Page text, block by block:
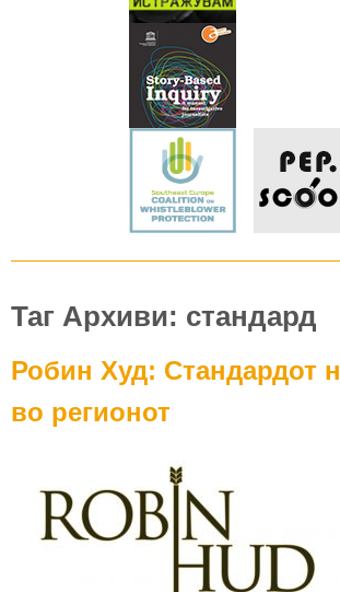
Таг Архиви: стандард
Робин Худ: Стандардот
во регионот